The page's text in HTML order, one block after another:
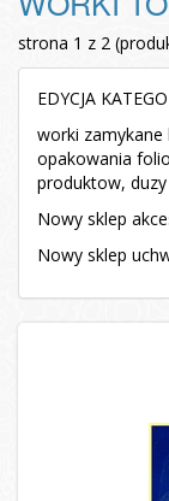
strona 1 z 2
EDYCJA
worki zamykane
opakowania
produktow,
Nowy sklep
Nowy sklep